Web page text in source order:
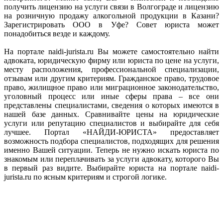
получить лицензию на услуги связи в Волгограде и лицензию
на розничную продажу алкогольной продукции в Казани?
Зарегистрировать ООО в Уфе? Совет юриста может
понадобиться везде и каждому.
На портале naidi-jurista.ru Вы можете самостоятельно найти
адвоката, юридическую фирму или юриста по цене на услуги,
месту расположения, профессиональной специализации,
отзывам или другим критериям. Гражданское право, трудовое
право, жилищное право или миграционное законодательство,
уголовный процесс или иные сферы права – все они
представлены специалистами, сведения о которых имеются в
нашей базе данных. Сравнивайте цены на юридические
услуги или репутацию специалистов и выбирайте для себя
лучшее. Портал «НАЙДИ-ЮРИСТА» предоставляет
возможность подбора специалистов, подходящих для решения
именно Вашей ситуации. Теперь не нужно искать юриста по
знакомым или переплачивать за услуги адвокату, которого Вы
в первый раз видите. Выбирайте юриста на портале naidi-
jurista.ru по ясным критериям и строгой логике.